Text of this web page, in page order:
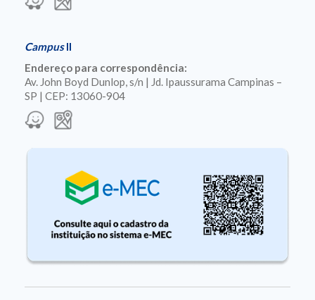
CampusII
Endereço para correspondência:
Av. John Boyd Dunlop, s/n | Jd. Ipaussurama Campinas –
SP | CEP: 13060-904